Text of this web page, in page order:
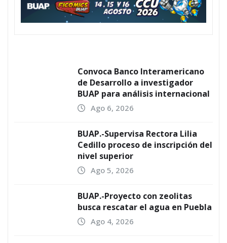
Convoca Banco Interamericano
de Desarrollo a investigador
BUAP para análisis internacional
Ago 6, 2026
BUAP.-Supervisa Rectora Lilia
Cedillo proceso de inscripción del
nivel superior
Ago 5, 2026
BUAP.-Proyecto con zeolitas
busca rescatar el agua en Puebla
Ago 4, 2026